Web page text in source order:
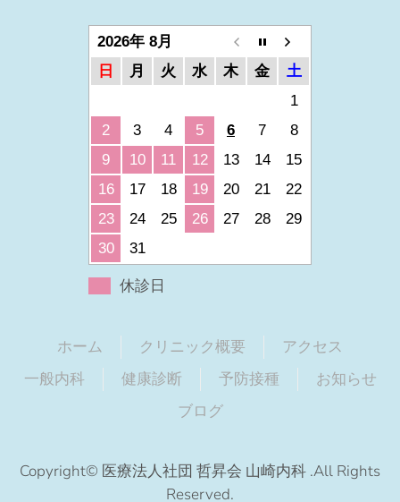
2026年 8月
日
月 火 水 木 金
土
1
2
3 4 5 6 7
8
9
10 11 12 13 14
15
16
17 18 19 20 21
22
23
24 25 26 27 28
29
30
31
休診日
ホーム クリニック概要
アクセス
一般内科
健康診断 予防接種
お知らせ
ブログ
Copyright© 医療法人社団 哲昇会 山崎内科 .All Rights
Reserved.